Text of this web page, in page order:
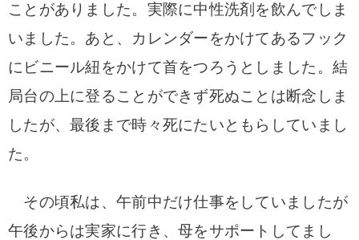
ことがありました。実際に中性洗剤を飲んでしま
いました。あと、カレンダーをかけてあるフック
にビニール紐をかけて首をつろうとしました。結
局台の上に登ることができず死ぬことは断念しま
したが、最後まで時々死にたいともらしていまし
た。
その頃私は、午前中だけ仕事をしていましたが
午後からは実家に行き、母をサポートしてまし